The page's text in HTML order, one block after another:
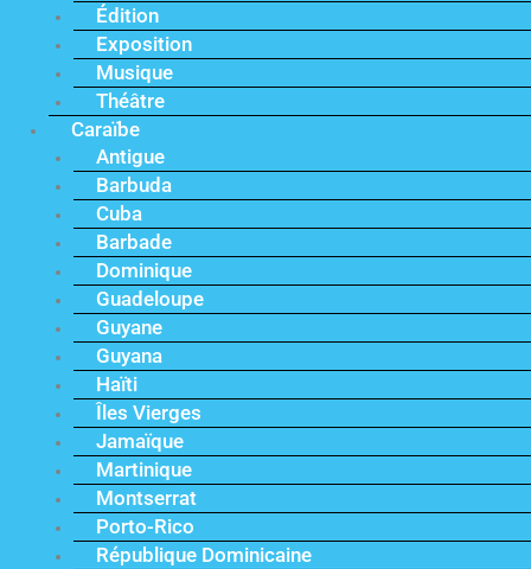
Édition
Exposition
Musique
Théâtre
Caraïbe
Antigue
Barbuda
Cuba
Barbade
Dominique
Guadeloupe
Guyane
Guyana
Haïti
Îles Vierges
Jamaïque
Martinique
Montserrat
Porto-Rico
République Dominicaine